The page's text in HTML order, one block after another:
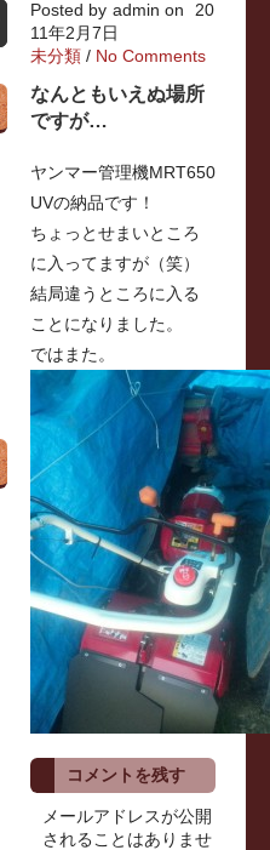
Posted by admin on
20
11年2月7日
未分類 / No Comments
なんともいえぬ場所
ですが…
ヤンマー管理機MRT650
UVの納品です！
ちょっとせまいところ
に入ってますが（笑）
結局違うところに入る
ことになりました。
ではまた。
コメントを残す
メールアドレスが公開
されることはありませ